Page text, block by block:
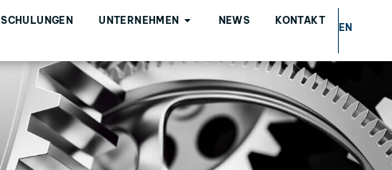
SCHULUNGEN UNTERNEHMEN NEWS KONTAKT
EN